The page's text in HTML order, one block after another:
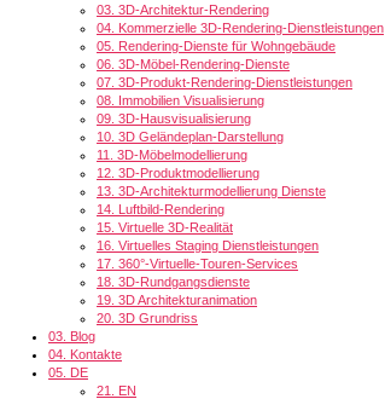
03. 3D-Architektur-Rendering
04. Kommerzielle 3D-Rendering-Dienstleistungen
05. Rendering-Dienste für Wohngebäude
06. 3D-Möbel-Rendering-Dienste
07. 3D-Produkt-Rendering-Dienstleistungen
08. Immobilien Visualisierung
09. 3D-Hausvisualisierung
10. 3D Geländeplan-Darstellung
11. 3D-Möbelmodellierung
12. 3D-Produktmodellierung
13. 3D-Architekturmodellierung Dienste
14. Luftbild-Rendering
15. Virtuelle 3D-Realität
16. Virtuelles Staging Dienstleistungen
17. 360°-Virtuelle-Touren-Services
18. 3D-Rundgangsdienste
19. 3D Architekturanimation
20. 3D Grundriss
03. Blog
04. Kontakte
05. DE
21. EN